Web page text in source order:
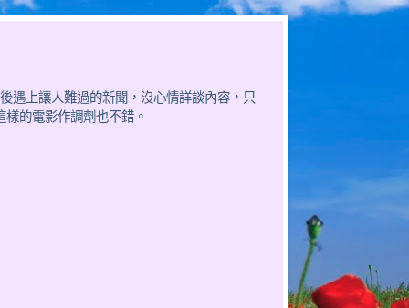
遇上讓人難過的新聞，沒心情詳談內容，只
的電影作調劑也不錯。